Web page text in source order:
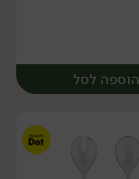
הוספה לסל